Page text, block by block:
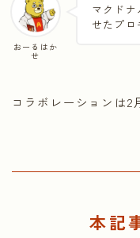
おーるはか
せ
マクド
せたプロ
コラボレーションは2
本記